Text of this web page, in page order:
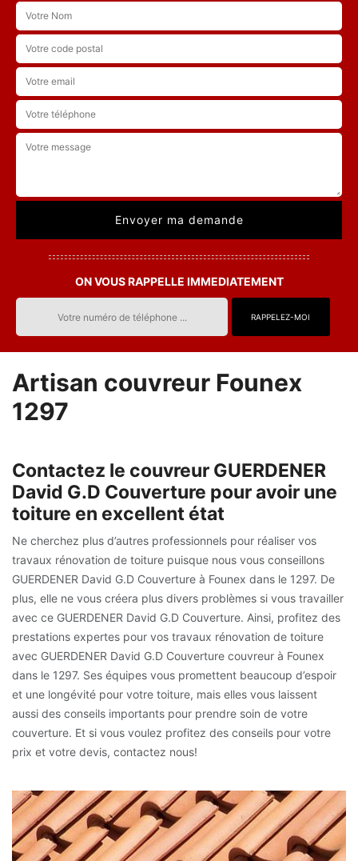
ON VOUS RAPPELLE IMMEDIATEMENT
Artisan couvreur Founex
1297
Contactez le couvreur GUERDENER
David G.D Couverture pour avoir une
toiture en excellent état
Ne cherchez plus d’autres professionnels pour réaliser vos
travaux rénovation de toiture puisque nous vous conseillons
GUERDENER David G.D Couverture à Founex dans le 1297. De
plus, elle ne vous créera plus divers problèmes si vous travailler
avec ce GUERDENER David G.D Couverture. Ainsi, profitez des
prestations expertes pour vos travaux rénovation de toiture
avec GUERDENER David G.D Couverture couvreur à Founex
dans le 1297. Ses équipes vous promettent beaucoup d’espoir
et une longévité pour votre toiture, mais elles vous laissent
aussi des conseils importants pour prendre soin de votre
couverture. Et si vous voulez profitez des conseils pour votre
prix et votre devis, contactez nous!